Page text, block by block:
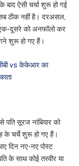
ऐसी चर्चा शुरू हो गई
ठीक नहीं है। दरअसल,
एक-दूसरे को अनफॉलो कर
शुरू हो गए हैं।
vs केकेआर का
पति सूरज नांबियार को
के चर्चे शुरू हो गए हैं।
दिन नए-नए पोस्ट
के साथ कोई तस्वीर या